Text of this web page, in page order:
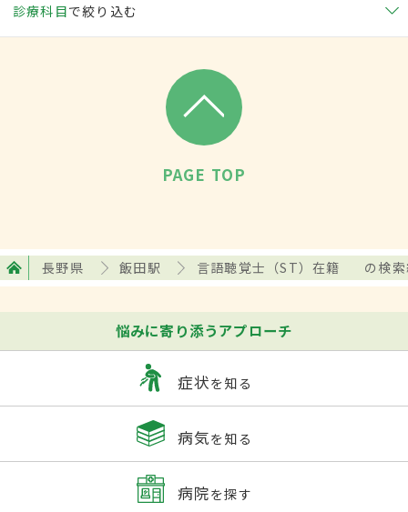
診療科目で絞り込む
PAGE TOP
長野県 飯田駅 言語聴覚士（ST）在籍 の検
悩みに寄り添うアプローチ
症状を知る
病気を知る
病院を探す